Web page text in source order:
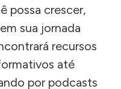
possa crescer,
sua jornada
recursos
até
por podcasts